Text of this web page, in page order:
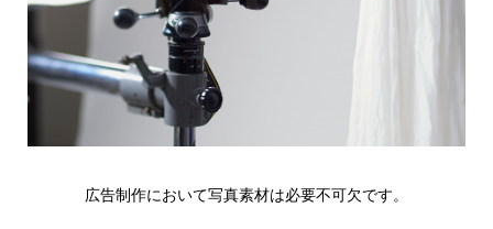
広告制作において写真素材は必要不可欠です。